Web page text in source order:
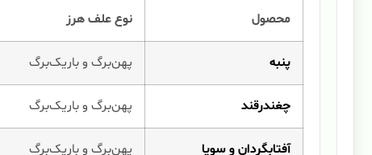
محصول نوع علف هرز
پنبه پهن‌برگ و باریک‌برگ
چغندرقند پهن‌برگ و باریک‌برگ
آفتابگردان و سویا پهن‌برگ و باریک‌برگ